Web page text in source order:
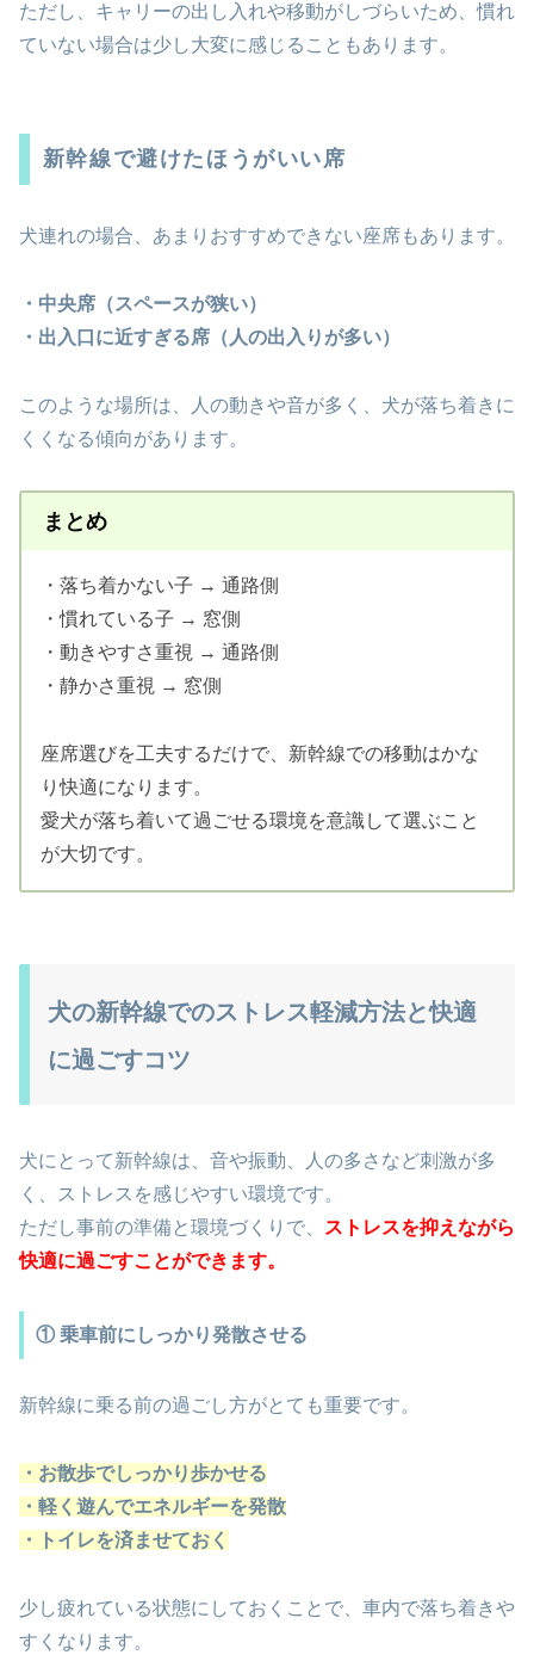
ただし、キャリーの出し入れや移動がしづらいため、慣れ
ていない場合は少し大変に感じることもあります。
新幹線で避けたほうがいい席
犬連れの場合、あまりおすすめできない座席もあります。
・中央席（スペースが狭い）
・出入口に近すぎる席（人の出入りが多い）
このような場所は、人の動きや音が多く、犬が落ち着きに
くくなる傾向があります。
まとめ
・落ち着かない子 → 通路側
・慣れている子 → 窓側
・動きやすさ重視 → 通路側
・静かさ重視 → 窓側
座席選びを工夫するだけで、新幹線での移動はかな
り快適になります。
愛犬が落ち着いて過ごせる環境を意識して選ぶこと
が大切です。
犬の新幹線でのストレス軽減方法と快適
に過ごすコツ
犬にとって新幹線は、音や振動、人の多さなど刺激が多
く、ストレスを感じやすい環境です。
ただし事前の準備と環境づくりで、
ストレスを抑えながら
快適に過ごすことができます。
① 乗車前にしっかり発散させる
新幹線に乗る前の過ごし方がとても重要です。
・お散歩でしっかり歩かせる
・軽く遊んでエネルギーを発散
・トイレを済ませておく
少し疲れている状態にしておくことで、車内で落ち着きや
すくなります。